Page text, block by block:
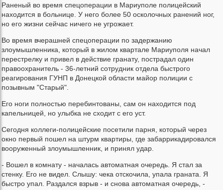
Раненый во время спецоперации в Мариуполе полицейский
находится в больнице. У него более 50 осколочных ранений ног,
но его жизни сейчас ничего не угрожает.
Во время вчерашней спецоперации по задержанию
злоумышленника, который в жилом квартале Мариуполя начал
перестрелку и привел в действие гранату, пострадал один
правоохранитель - 36-летний сотрудник отдела быстрого
реагирования ГУНП в Донецкой области майор полиции с
позывным "Старый".
Его ноги полностью перебинтованы, сам он находится под
капельницей, но улыбка не сходит с его уст.
Сегодня коллеги-полицейские посетили парня, который через
окно первый пошел на штурм квартиры, где забаррикадировался
вооруженный злоумышленник, и принял удар.
- Вошел в комнату - началась автоматная очередь. Я стал за
стенку. Его не видел. Слышу: чека отскочила, упала граната. Я
быстро упал. Раздался взрыв - и снова автоматная очередь, -